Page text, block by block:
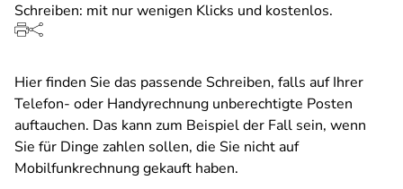
Schreiben: mit nur wenigen Klicks und kostenlos.
Hier finden Sie das passende Schreiben, falls auf Ihrer
Telefon- oder Handyrechnung unberechtigte Posten
auftauchen. Das kann zum Beispiel der Fall sein, wenn
Sie für Dinge zahlen sollen, die Sie nicht auf
Mobilfunkrechnung gekauft haben.